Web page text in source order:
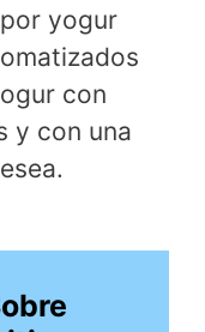
yogur
con
y con una